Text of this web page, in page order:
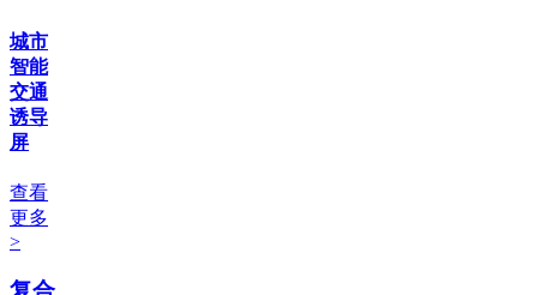
城市
智能
交通
诱导
屏
查看
更多
>